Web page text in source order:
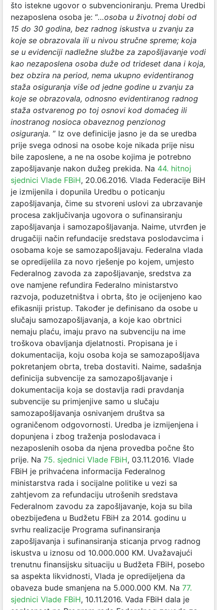
što istekne ugovor o subvencioniranju. Prema Uredbi
nezaposlena osoba je: “…osoba u životnoj dobi od
15 do 30 godina, bez radnog iskustva u zvanju za
koje se obrazovala ili u nivou stručne spreme; koja
se u evidenciji nadležne službe za zapošljavanje vodi
kao nezaposlena osoba duže od trideset dana i koja,
bez obzira na period, nema ukupno evidentiranog
staža osiguranja više od jedne godine u zvanju za
koje se obrazovala, odnosno evidentiranog radnog
staža ostvarenog po toj osnovi kod domaćeg ili
inostranog nosioca obaveznog penzionog
osiguranja. ” Iz ove definicije jasno je da se uredba
prije svega odnosi na osobe koje nikada prije nisu
bile zaposlene, a ne na osobe kojima je potrebno
zapošljavanje nakon dužeg prekida. Na 44. hitnoj
sjednici Vlade FBiH, 20.06.2016. Vlada Federacije BiH
je izmijenila i dopunila Uredbu o poticanju
zapošljavanja, čime su stvoreni uslovi za ubrzavanje
procesa zaključivanja ugovora o sufinansiranju
zapošljavanja i samozapošljavanja. Naime, utvrđen je
drugačiji način refundacije sredstava poslodavcima i
osobama koje se samozapošljavaju. Federalna vlada
se opredijelila za novo rješenje po kojem, umjesto
Federalnog zavoda za zapošljavanje, sredstva za
ove namjene refundira Federalno ministarstvo
razvoja, poduzetništva i obrta, što je ocijenjeno kao
efikasniji pristup. Također je definisano da osobe u
slučaju samozapošljavanja, a koje kao obrtnici
nemaju plaću, imaju pravo na subvenciju na ime
troškova obavljanja djelatnosti. Propisana je i
dokumentacija, koju osoba koja se samozapošljava
pokretanjem obrta, treba dostaviti. Naime, sadašnja
definicija subvencije za samozapošljavanje i
dokumentacija koja se dostavlja radi pravdanja
subvencije su primjenjive samo u slučaju
samozapošljavanja osnivanjem društva sa
ograničenom odgovornosti. Uredba je izmijenjena i
dopunjena i zbog traženja poslodavaca i
nezaposlenih osoba da njena provedba počne što
prije. Na 75. sjednici Vlade FBiH, 03.11.2016. Vlade
FBiH je prihvaćena informacija Federalnog
ministarstva rada i socijalne politike u vezi sa
zahtjevom za refundaciju utrošenih sredstava
Federalnom zavodu za zapošljavanje, koja su bila
obezbijeđena u Budžetu FBiH za 2014. godinu u
svrhu realizacije Programa sufinansiranja
zapošljavanja i sufinansiranja sticanja prvog radnog
iskustva u iznosu od 10.000.000 KM. Uvažavajući
trenutnu finansijsku situaciju u Budžeta FBiH, posebo
sa aspekta likvidnosti, Vlada je opredijeljena da
obaveza bude smanjena na 5.000.000 KM. Na 77.
sjednici Vlade FBiH, 10.11.2016. Vada FBiH dala je